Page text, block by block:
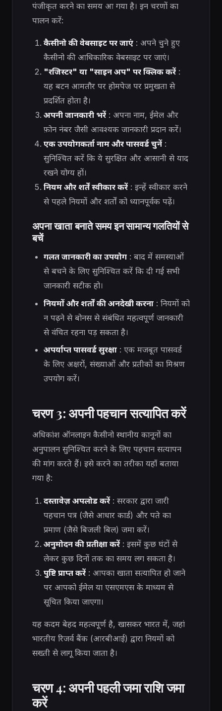
पंजीकृत करने का समय आ गया है। इन चरणों का
पालन करें:
कैसीनो की वेबसाइट पर जाएं: अपने चुने हुए
कैसीनो की आधिकारिक वेबसाइट पर जाएं।
"रजिस्टर" या "साइन अप" पर क्लिक करें:
यह बटन आमतौर पर होमपेज पर प्रमुखता से
प्रदर्शित होता है।
अपनी जानकारी भरें: अपना नाम, ईमेल और
फ़ोन नंबर जैसी आवश्यक जानकारी प्रदान करें।
एक उपयोगकर्ता नाम और पासवर्ड चुनें:
सुनिश्चित करें कि ये सुरक्षित और आसानी से याद
रखने योग्य हों।
नियम और शर्तें स्वीकार करें: इन्हें स्वीकार करने
से पहले नियमों और शर्तों को ध्यानपूर्वक पढ़ें।
अपना खाता बनाते समय इन सामान्य गलतियों से
बचें
गलत जानकारी का उपयोग: बाद में समस्याओं
से बचने के लिए सुनिश्चित करें कि दी गई सभी
जानकारी सटीक हो।
नियमों और शर्तों की अनदेखी करना: नियमों को
न पढ़ने से बोनस से संबंधित महत्वपूर्ण जानकारी
से वंचित रहना पड़ सकता है।
अपर्याप्त पासवर्ड सुरक्षा: एक मजबूत पासवर्ड
के लिए अक्षरों, संख्याओं और प्रतीकों का मिश्रण
उपयोग करें।
चरण 3: अपनी पहचान सत्यापित करें
अधिकांश ऑनलाइन कैसीनो स्थानीय कानूनों का
अनुपालन सुनिश्चित करने के लिए पहचान सत्यापन
की मांग करते हैं। इसे करने का तरीका यहाँ बताया
गया है:
दस्तावेज़ अपलोड करें: सरकार द्वारा जारी
पहचान पत्र (जैसे आधार कार्ड) और पते का
प्रमाण (जैसे बिजली बिल) जमा करें।
अनुमोदन की प्रतीक्षा करें: इसमें कुछ घंटों से
लेकर कुछ दिनों तक का समय लग सकता है।
पुष्टि प्राप्त करें: आपका खाता सत्यापित हो जाने
पर आपको ईमेल या एसएमएस के माध्यम से
सूचित किया जाएगा।
यह कदम बेहद महत्वपूर्ण है, खासकर भारत में, जहां
भारतीय रिजर्व बैंक (आरबीआई) द्वारा नियमों को
सख्ती से लागू किया जाता है।
चरण 4: अपनी पहली जमा राशि जमा
करें